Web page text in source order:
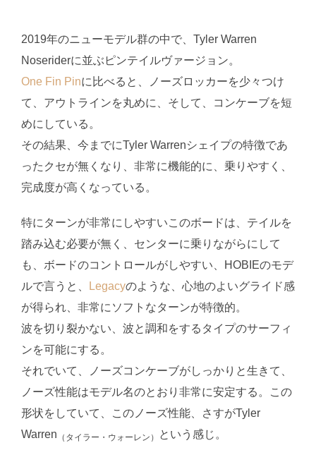
2019年のニューモデル群の中で、Tyler Warren
Noseriderに並ぶピンテイルヴァージョン。
One Fin Pinに比べると、ノーズロッカーを少々つけ
て、アウトラインを丸めに、そして、コンケーブを短
めにしている。
その結果、今までにTyler Warrenシェイプの特徴であ
ったクセが無くなり、非常に機能的に、乗りやすく、
完成度が高くなっている。
特にターンが非常にしやすいこのボードは、テイルを
踏み込む必要が無く、センターに乗りながらにして
も、ボードのコントロールがしやすい、HOBIEのモデ
ルで言うと、
Legacyのような、心地のよいグライド感
が得られ、非常にソフトなターンが特徴的。
波を切り裂かない、波と調和をするタイプのサーフィ
ンを可能にする。
それでいて、ノーズコンケーブがしっかりと生きて、
ノーズ性能はモデル名のとおり非常に安定する。この
形状をしていて、このノーズ性能、さすがTyler
Warren （タイラー・ウォーレン） という感じ。